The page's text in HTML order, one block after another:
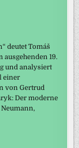
deutet Tomáš
19.
und analysiert
einer
von Gertrud
Der moderne